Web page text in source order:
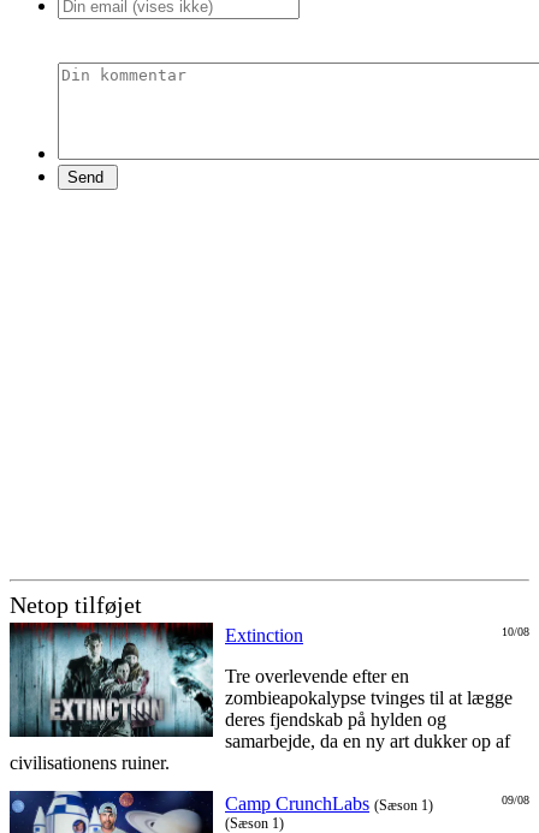
Netop tilføjet
10/08
Extinction
Tre overlevende efter en
zombieapokalypse tvinges til at lægge
deres fjendskab på hylden og
samarbejde, da en ny art dukker op af
civilisationens ruiner.
09/08
Camp CrunchLabs (Sæson 1)
(Sæson 1)